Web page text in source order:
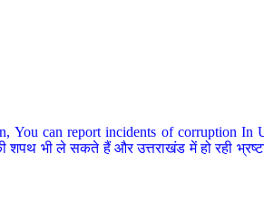
can report incidents of corruption In
भी ले सकते हैं और उत्तराखंड में हो रही